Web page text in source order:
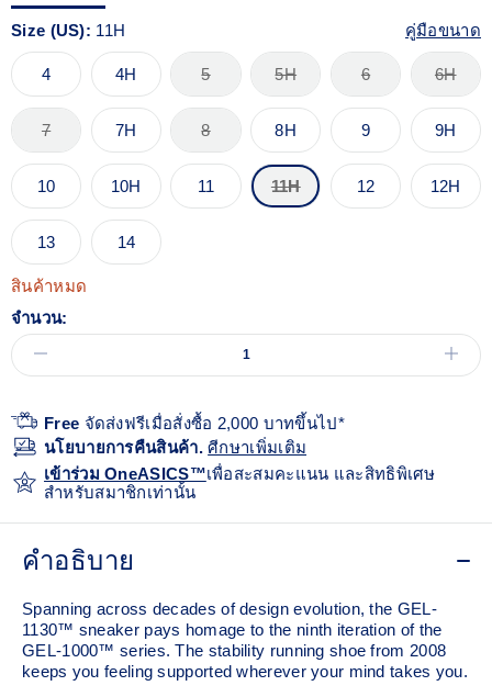
Size (US): 11H คู่มือขนาด
4 4H 5 5H 6 6H
7 7H 8 8H 9 9H
10 10H 11 11H 12 12H
13 14
สินค้าหมด
จำนวน:
Free จัดส่งฟรีเมื่อสั่งซื้อ 2,000 บาทขึ้นไป*
นโยบายการคืนสินค้า.ศีกษาเพิ่มเติม
เข้าร่วม OneASICS™เพื่อสะสมคะแนน และสิทธิพิเศษ
สำหรับสมาชิกเท่านั้น
คำอธิบาย
Spanning across decades of design evolution, the GEL-
1130™ sneaker pays homage to the ninth iteration of the
GEL-1000™ series. The stability running shoe from 2008
keeps you feeling supported wherever your mind takes you.